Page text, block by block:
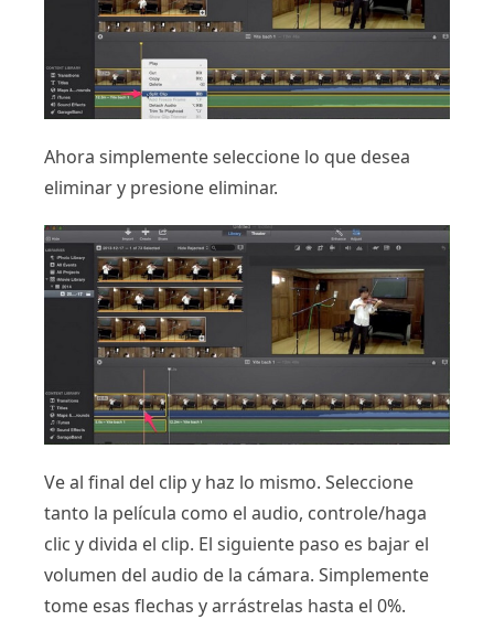
Ahora simplemente seleccione lo que desea
eliminar y presione eliminar.
Ve al final del clip y haz lo mismo. Seleccione
tanto la película como el audio, controle/haga
clic y divida el clip. El siguiente paso es bajar el
volumen del audio de la cámara. Simplemente
tome esas flechas y arrástrelas hasta el 0%.